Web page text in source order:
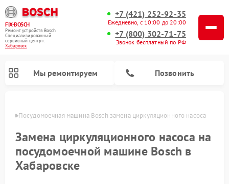
FIX-BOSCH
Ремонт устройств Bosch
Специализированный
cервисный центр г.
Хабаровск
+7 (421) 252-92-35
Ежедневно, с 10:00 до 20:00
+7 (800) 302-71-75
Звонок бесплатный по РФ
Мы ремонтируем Позвонить
Посудомоечная машина Bosch замена циркуляционного насоса
Замена циркуляционного насоса на
посудомоечной машине Bosch в
Хабаровске